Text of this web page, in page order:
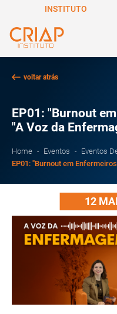
INSTITUTO
voltar atrás
EP01: "Burnout
"A Voz da
Home Eventos Eventos
EP01: "Burnout em
12 MAI